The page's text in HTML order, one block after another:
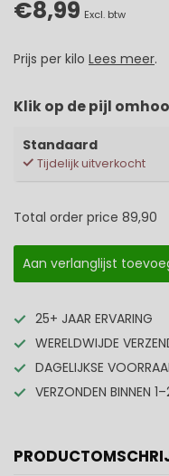
€8,99 Excl. btw
Prijs per kilo Lees meer.
Klik op de pijl
Standaard
Tijdelijk uitverkocht
Total order price 89,90
Aan verlanglijst
25+ JAAR ERVARING
WERELDWIJDE
DAGELIJKSE
VERZONDEN BINNEN